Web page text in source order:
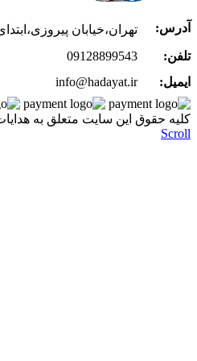
آدرس:
تهران،خیابان
تلفن:
09128899543
ایمیل:
info@hadayat.ir
کليه حقوق اين سايت متعلق به
Scroll